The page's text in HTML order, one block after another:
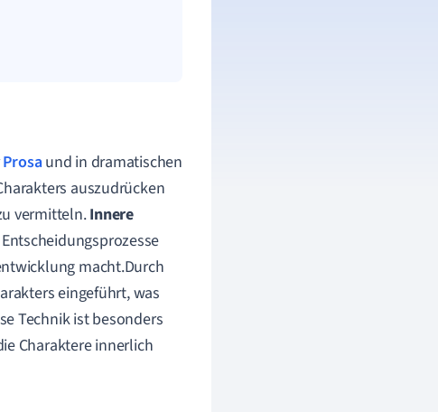
Prosaund in dramatischen
auszudrücken
vermitteln.Innere
macht.Durch
eingeführt, was
Technik ist besonders
Charaktere innerlich